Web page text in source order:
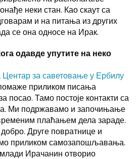
неки стан. Као скаут са
и на питања из других
се она односе на Ирак.
одавде упутите на неко
Центар за саветовање у Ербилу
приликом писања
посао. Тамо постоје контакти са
Ми подржавамо и започињање
плаћањем дела зараде.
Друге повратнице и
приликом самозапошљавања.
Ирачанин отворио